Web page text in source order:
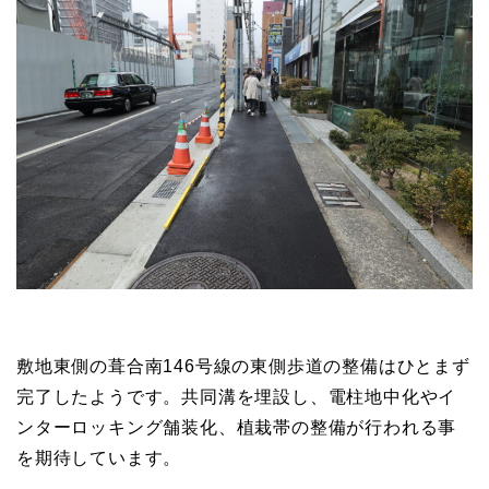
敷地東側の葺合南146号線の東側歩道の整備はひとまず
完了したようです。共同溝を埋設し、電柱地中化やイ
ンターロッキング舗装化、植栽帯の整備が行われる事
を期待しています。